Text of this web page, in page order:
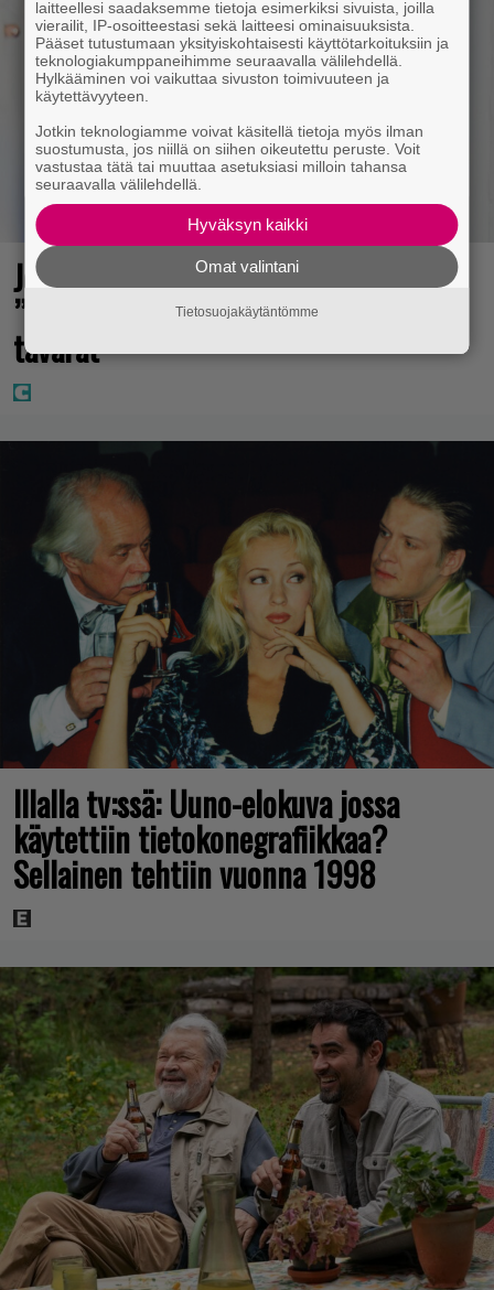
Jethro Rostedt kuvasi jätesäkkiä –
”Puolisosi on tunkenut kaikki sun
tavarat”
Illalla tv:ssä: Uuno-elokuva jossa
käytettiin tietokonegrafiikkaa?
Sellainen tehtiin vuonna 1998
laitteellesi saadaksemme tietoja esimerkiksi sivuista, joilla
vierailit, IP-osoitteestasi sekä laitteesi ominaisuuksista.
Pääset tutustumaan yksityiskohtaisesti käyttötarkoituksiin ja
teknologiakumppaneihimme seuraavalla välilehdellä.
Hylkääminen voi vaikuttaa sivuston toimivuuteen ja
käytettävyyteen.
Jotkin teknologiamme voivat käsitellä tietoja myös ilman
suostumusta, jos niillä on siihen oikeutettu peruste. Voit
vastustaa tätä tai muuttaa asetuksiasi milloin tahansa
seuraavalla välilehdellä.
Hyväksyn kaikki
Omat valintani
Tietosuojakäytäntömme